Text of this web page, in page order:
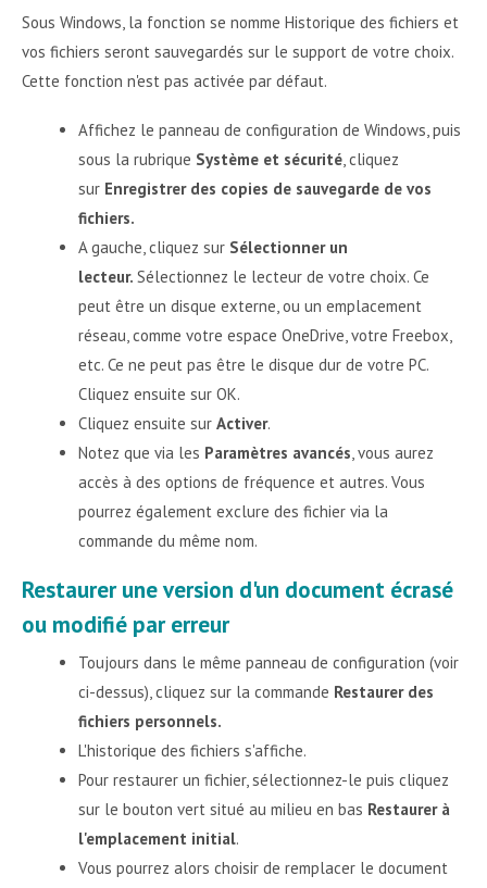
Sous Windows, la fonction se nomme Historique des fichiers et
vos fichiers seront sauvegardés sur le support de votre choix.
Cette fonction n'est pas activée par défaut.
Affichez le panneau de configuration de Windows, puis
sous la rubrique Système et sécurité, cliquez
sur Enregistrer des copies de sauvegarde de vos
fichiers.
A gauche, cliquez sur Sélectionner un
lecteur. Sélectionnez le lecteur de votre choix. Ce
peut être un disque externe, ou un emplacement
réseau, comme votre espace OneDrive, votre Freebox,
etc. Ce ne peut pas être le disque dur de votre PC.
Cliquez ensuite sur OK.
Cliquez ensuite sur Activer.
Notez que via les Paramètres avancés, vous aurez
accès à des options de fréquence et autres. Vous
pourrez également exclure des fichier via la
commande du même nom.
Restaurer une version d'un document écrasé
ou modifié par erreur
Toujours dans le même panneau de configuration (voir
ci-dessus), cliquez sur la commande Restaurer des
fichiers personnels.
L'historique des fichiers s'affiche.
Pour restaurer un fichier, sélectionnez-le puis cliquez
sur le bouton vert situé au milieu en bas Restaurer à
l'emplacement initial.
Vous pourrez alors choisir de remplacer le document